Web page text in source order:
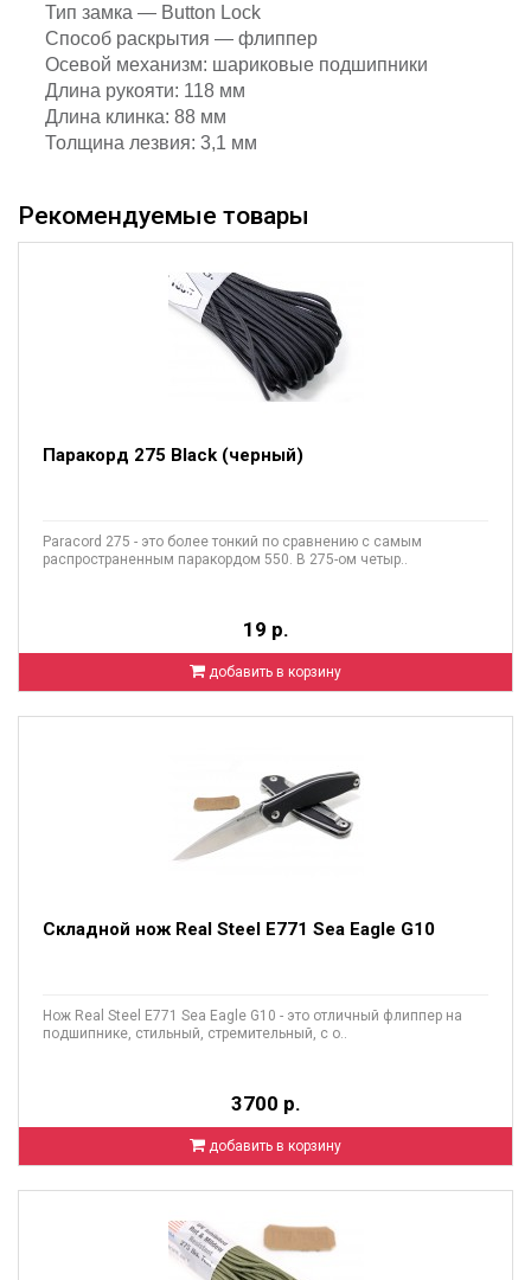
Тип замка — Button Lock
Способ раскрытия — флиппер
Осевой механизм: шариковые подшипники
Длина рукояти: 118 мм
Длина клинка: 88 мм
Толщина лезвия: 3,1 мм
Рекомендуемые товары
Паракорд 275 Black (черный)
Paracord 275 - это более тонкий по сравнению с самым
распространенным паракордом 550. В 275-ом четыр..
19 р.
добавить в корзину
Складной нож Real Steel E771 Sea Eagle G10
Нож Real Steel E771 Sea Eagle G10 - это отличный флиппер на
подшипнике, стильный, стремительный, с о..
3700 р.
добавить в корзину